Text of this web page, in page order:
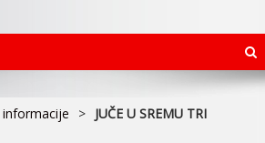
informacije > JUČE U SREMU TRI